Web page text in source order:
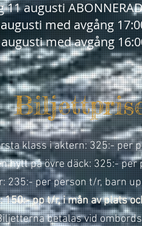
11 augusti
med avgång
med avgång
klass i aktern: 325:- per
hytt på övre däck: 325:-
235:- per person t/r, barn
150:- pp t/r, i mån av plats
betalas vid